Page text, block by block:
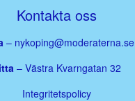
Kontakta oss
– nykoping@moderaterna.se
– Västra Kvarngatan 32
Integritetspolicy